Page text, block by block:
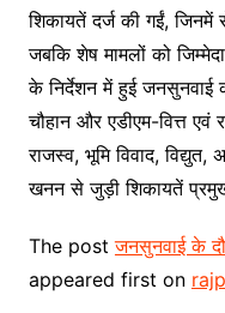
शिकायतें दर्ज की गईं, जिनमें
जबकि शेष मामलों को
के निर्देशन में हुई जनसुनवाई
चौहान और एडीएम-वित्त एवं
राजस्व, भूमि विवाद,
खनन से जुड़ी शिकायतें
The postजनसुनवाई के
appeared first on